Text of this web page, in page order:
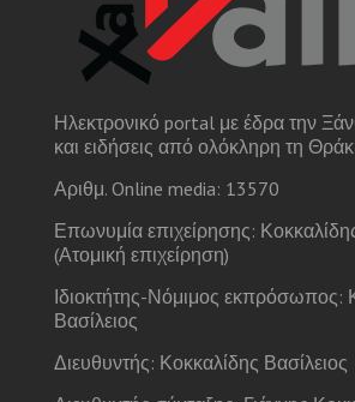
Ηλεκτρονικό portal με έδρα την
και ειδήσεις από ολόκληρη τη
Αριθμ. Online media: 13570
Επωνυμία επιχείρησης:
(Ατομική επιχείρηση)
Ιδιοκτήτης-Νόμιμος εκπρόσωπος:
Βασίλειος
Διευθυντής: Κοκκαλίδης Βασίλειος